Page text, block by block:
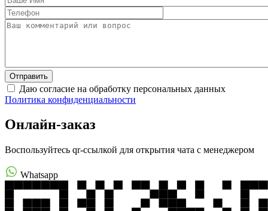
Даю согласие на обработку персональных данных
Политика конфиденциальности
Онлайн-заказ
Воспользуйтесь qr-ссылкой для открытия чата с менеджером
Whatsapp